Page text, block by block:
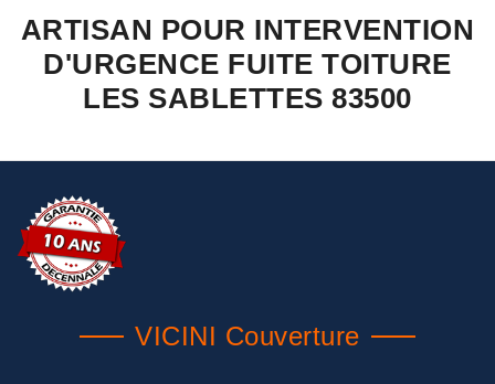
ARTISAN POUR INTERVENTION
D'URGENCE FUITE TOITURE
LES SABLETTES 83500
VICINI Couverture